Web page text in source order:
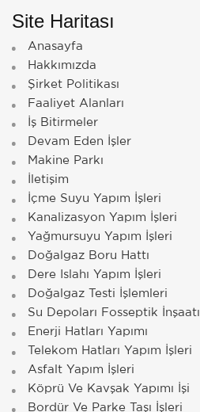
Site Haritası
Anasayfa
Hakkımızda
Şirket Politikası
Faaliyet Alanları
İş Bitirmeler
Devam Eden İşler
Makine Parkı
İletişim
İçme Suyu Yapım İşleri
Kanalizasyon Yapım İşleri
Yağmursuyu Yapım İşleri
Doğalgaz Boru Hattı
Dere Islahı Yapım İşleri
Doğalgaz Testi İşlemleri
Su Depoları Fosseptik İnşaatı
Enerji Hatları Yapımı
Telekom Hatları Yapım İşleri
Asfalt Yapım İşleri
Köprü Ve Kavşak Yapımı İşi
Bordür Ve Parke Taşı İşleri